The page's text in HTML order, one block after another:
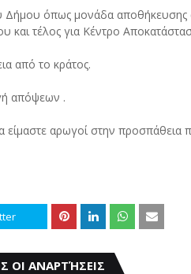
Δήμου όπως μονάδα
και τέλος για Κέντρο
από το κράτος.
απόψεων .
αρωγοί στην προσπάθεια
ΟΙ ΑΝΑΡΤΉΣΕΙΣ